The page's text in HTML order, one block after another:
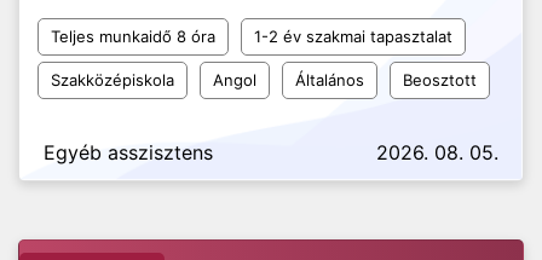
Teljes munkaidő 8 óra 1-2 év szakmai tapasztalat
Szakközépiskola Angol Általános Beosztott
Egyéb asszisztens 2026. 08. 05.